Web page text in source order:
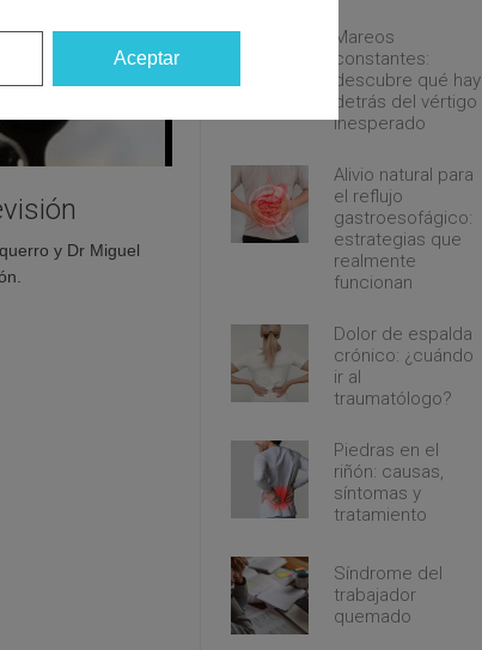
y Dr Miguel
Mareos
constantes:
descubre qué hay
detrás del vértigo
inesperado
Alivio natural para
el reflujo
gastroesofágico:
estrategias que
realmente
funcionan
Dolor de espalda
crónico: ¿cuándo
ir al
traumatólogo?
Piedras en el
riñón: causas,
síntomas y
tratamiento
Síndrome del
trabajador
quemado
Aceptar